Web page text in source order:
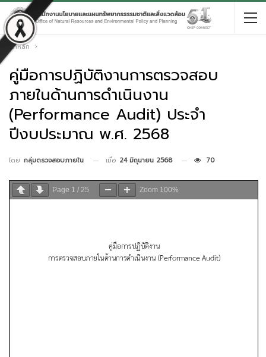
หน้าหลัก
คู่มือการปฏิบัติงานการตรวจสอบ
ภายในด้านการดำเนินงาน
(Performance Audit) ประจำ
ปีงบประมาณ พ.ศ. 2568
โดย กลุ่มตรวจสอบภายใน เมื่อ 24 มิถุนายน 2568 70
Page 1 / 25 Zoom 100%